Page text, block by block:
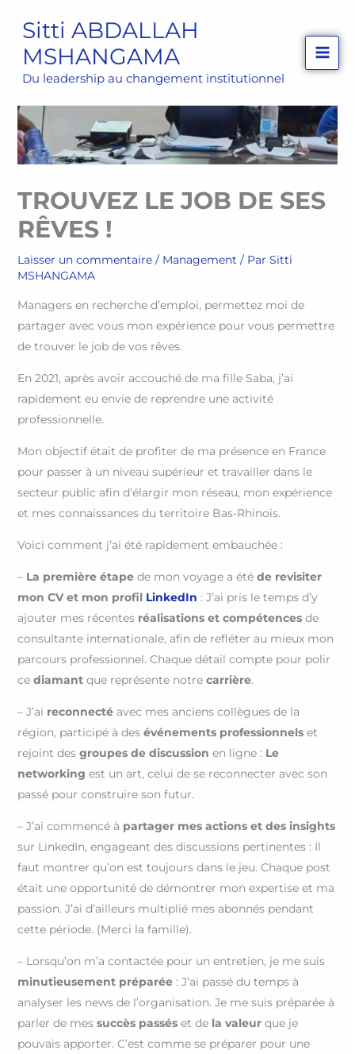
contenu
Sitti ABDALLAH
MSHANGAMA
Du leadership au changement institutionnel
TROUVEZ LE JOB DE SES
RÊVES !
Laisser un commentaire / Management / Par Sitti
MSHANGAMA
Managers en recherche d’emploi, permettez moi de
partager avec vous mon expérience pour vous permettre
de trouver le job de vos rêves.
En 2021, après avoir accouché de ma fille Saba, j’ai
rapidement eu envie de reprendre une activité
professionnelle.
Mon objectif était de profiter de ma présence en France
pour passer à un niveau supérieur et travailler dans le
secteur public afin d’élargir mon réseau, mon expérience
et mes connaissances du territoire Bas-Rhinois.
Voici comment j’ai été rapidement embauchée :
– La première étape de mon voyage a étéde revisiter
mon CV et mon profil LinkedIn : J’ai pris le temps d’y
ajouter mes récentes réalisations et compétencesde
consultante internationale, afin de refléter au mieux mon
parcours professionnel. Chaque détail compte pour polir
ce diamant que représente notre carrière.
– J’ai reconnecté avec mes anciens collègues de la
région, participé à des événements professionnelset
rejoint des groupes de discussion en ligne : Le
networking est un art, celui de se reconnecter avec son
passé pour construire son futur.
– J’ai commencé à partager mes actions et des insights
sur LinkedIn, engageant des discussions pertinentes : Il
faut montrer qu’on est toujours dans le jeu. Chaque post
était une opportunité de démontrer mon expertise et ma
passion. J’ai d’ailleurs multiplié mes abonnés pendant
cette période. (Merci la famille).
– Lorsqu’on m’a contactée pour un entretien, je me suis
minutieusement préparée: J’ai passé du temps à
analyser les news de l’organisation. Je me suis préparée à
parler de mes succès passéset de la valeurque je
pouvais apporter. C’est comme se préparer pour une